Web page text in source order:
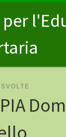
per